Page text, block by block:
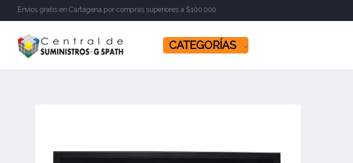
Envíos gratis en Cartagena por compras superiores a $100.000
​​​​​​​ CATEGORÍAS